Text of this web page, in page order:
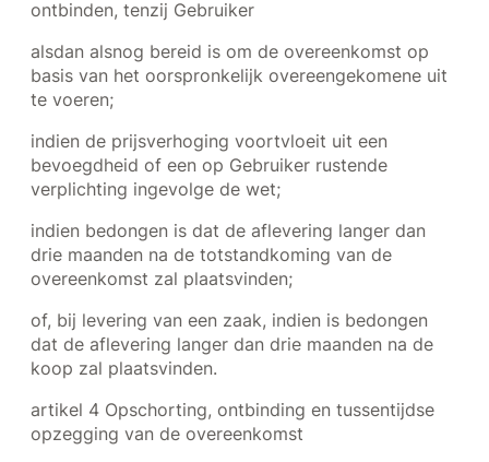
ontbinden, tenzij Gebruiker
alsdan alsnog bereid is om de overeenkomst op
basis van het oorspronkelijk overeengekomene uit
te voeren;
indien de prijsverhoging voortvloeit uit een
bevoegdheid of een op Gebruiker rustende
verplichting ingevolge de wet;
indien bedongen is dat de aflevering langer dan
drie maanden na de totstandkoming van de
overeenkomst zal plaatsvinden;
of, bij levering van een zaak, indien is bedongen
dat de aflevering langer dan drie maanden na de
koop zal plaatsvinden.
artikel 4 Opschorting, ontbinding en tussentijdse
opzegging van de overeenkomst